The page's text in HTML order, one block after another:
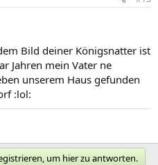
Bild deiner Königsnatter ist
Jahren mein Vater ne
unserem Haus gefunden
:lol:
um hier zu antworten.